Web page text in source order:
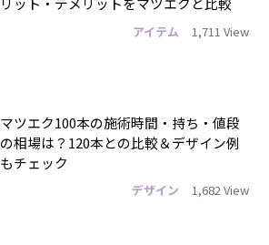
アイテム 1,711 View
マツエク100本の施術時間・持ち・値段
の相場は？120本との比較＆デザイン例
もチェック
デザイン 1,682 View